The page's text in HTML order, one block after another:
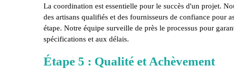
La coordination est essentielle pour le succès d'un projet.
des artisans qualifiés et des fournisseurs de confiance pour
étape. Notre équipe surveille de près le processus pour
spécifications et aux délais.
Étape 5 : Qualité et Achèvement